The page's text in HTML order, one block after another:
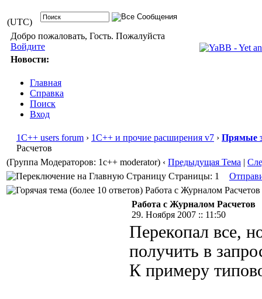
(UTC)
Добро пожаловать, Гость. Пожалуйста
Войдите
Новости:
Главная
Справка
Поиск
Вход
1С++ users forum › 1С++ и прочие расширения v7 › Прямые
Расчетов
(Группа Модераторов: 1c++ moderator) ‹ Предыдущая Тема |
Страницы: 1
Работа с Журналом
Работа с Журналом Расчетов
29. Ноября 2007 :: 11:50
Перекопал все,
получить в
К примеру